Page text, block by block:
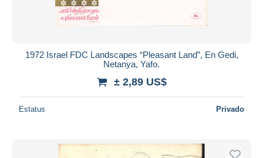
1972 Israel FDC Landscapes “Pleasant Land”, En Gedi,
Netanya, Yafo.
± 2,89 US$
Estatus Privado